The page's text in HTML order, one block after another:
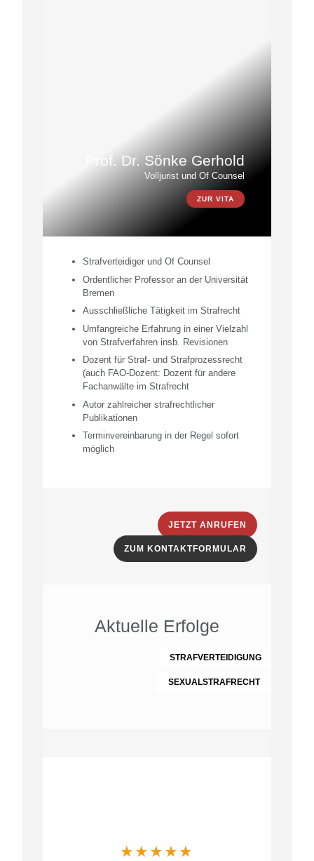
Prof. Dr. Sönke Gerhold
Volljurist und Of Counsel
ZUR VITA
Strafverteidiger und Of Counsel
Ordentlicher Professor an der Universität
Bremen
Ausschließliche Tätigkeit im Strafrecht
Umfangreiche Erfahrung in einer Vielzahl
von Strafverfahren insb. Revisionen
Dozent für Straf- und Strafprozessrecht
(auch FAO-Dozent: Dozent für andere
Fachanwälte im Strafrecht
Autor zahlreicher strafrechtlicher
Publikationen
Terminvereinbarung in der Regel sofort
möglich
JETZT ANRUFEN
ZUM KONTAKTFORMULAR
Aktuelle Erfolge
STRAFVERTEIDIGUNG
SEXUALSTRAFRECHT
★★★★★